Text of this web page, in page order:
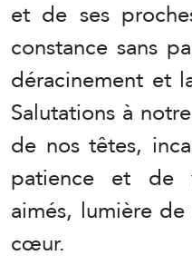
et de ses
constance sans
déracinement et
Salutations à
de nos têtes,
patience et de
aimés, lumière
cœur.